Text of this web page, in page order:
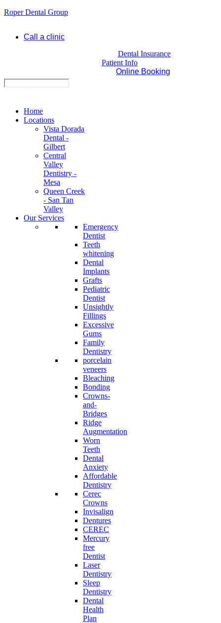
Roper Dental Group
Call a clinic
Dental Insurance
Patient Info
Online Booking
Home
Locations
Vista Dorada
Dental -
Gilbert
Central
Valley
Dentistry -
Mesa
Queen Creek
- San Tan
Valley
Our Services
Emergency
Dentist
Teeth
whitening
Dental
Implants
Grafts
Pediatric
Dentist
Unsightly
Fillings
Excessive
Gums
Family
Dentistry
porcelain
veneers
Bleaching
Bonding
Crowns-
and-
Bridges
Ridge
Augmentation
Worn
Teeth
Dental
Anxiety
Affordable
Dentistry
Cerec
Crowns
Invisalign
Dentures
CEREC
Mercury
free
Dentist
Laser
Dentistry
Sleep
Dentistry
Dental
Health
Plan